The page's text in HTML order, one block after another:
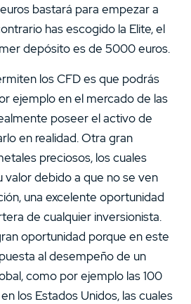
bastará para empezar a
has escogido la Elite, el
depósito es de 5000 euros.
los CFD es que podrás
ejemplo en el mercado de las
poseer el activo de
en realidad. Otra gran
preciosos, los cuales
valor debido a que no se ven
una excelente oportunidad
de cualquier inversionista.
oportunidad porque en este
al desempeño de un
como por ejemplo las 100
los Estados Unidos, las cuales